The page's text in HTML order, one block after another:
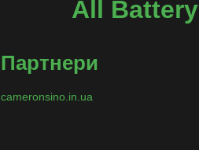
All Battery
Партнери
cameronsino.in.ua